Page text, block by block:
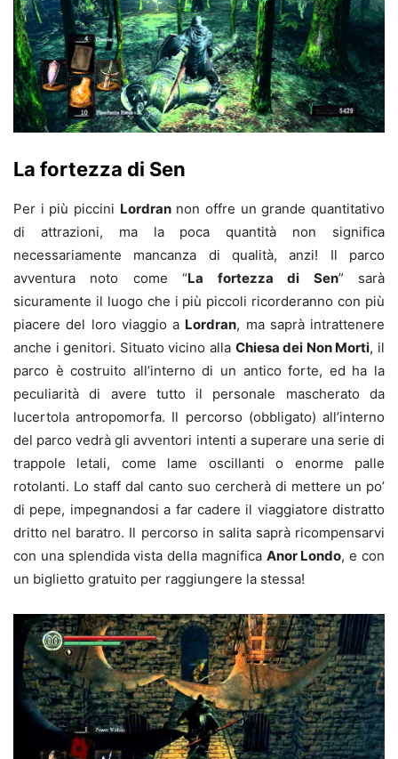
La fortezza di Sen
Per i più piccini Lordrannon offre un grande quantitativo
di attrazioni, ma la poca quantità non significa
necessariamente mancanza di qualità, anzi! Il parco
avventura noto come “La fortezza di Sen” sarà
sicuramente il luogo che i più piccoli ricorderanno con più
piacere del loro viaggio a Lordran, ma saprà intrattenere
anche i genitori. Situato vicino alla Chiesa dei Non Morti, il
parco è costruito all’interno di un antico forte, ed ha la
peculiarità di avere tutto il personale mascherato da
lucertola antropomorfa. Il percorso (obbligato) all’interno
del parco vedrà gli avventori intenti a superare una serie di
trappole letali, come lame oscillanti o enorme palle
rotolanti. Lo staff dal canto suo cercherà di mettere un po’
di pepe, impegnandosi a far cadere il viaggiatore distratto
dritto nel baratro. Il percorso in salita saprà ricompensarvi
con una splendida vista della magnifica Anor Londo, e con
un biglietto gratuito per raggiungere la stessa!